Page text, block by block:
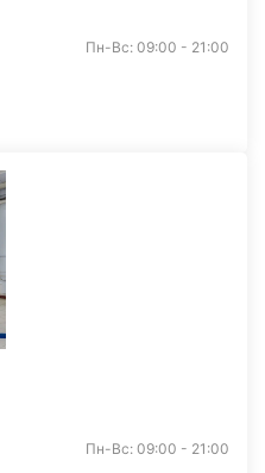
Пн-Вс: 09:00 - 21:00
Пн-Вс: 09:00 - 21:00